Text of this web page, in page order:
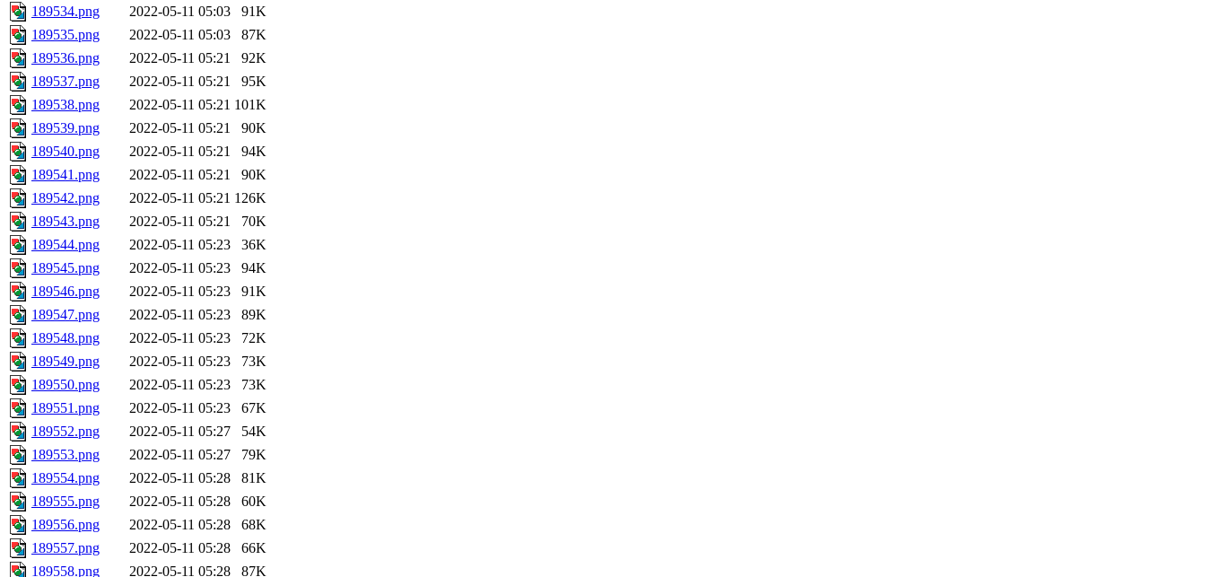
189534.png
2022-05-11 05:03
91K
189535.png
2022-05-11 05:03
87K
189536.png
2022-05-11 05:21
92K
189537.png
2022-05-11 05:21
95K
189538.png
2022-05-11 05:21 101K
189539.png
2022-05-11 05:21
90K
189540.png
2022-05-11 05:21
94K
189541.png
2022-05-11 05:21
90K
189542.png
2022-05-11 05:21 126K
189543.png
2022-05-11 05:21
70K
189544.png
2022-05-11 05:23
36K
189545.png
2022-05-11 05:23
94K
189546.png
2022-05-11 05:23
91K
189547.png
2022-05-11 05:23
89K
189548.png
2022-05-11 05:23
72K
189549.png
2022-05-11 05:23
73K
189550.png
2022-05-11 05:23
73K
189551.png
2022-05-11 05:23
67K
189552.png
2022-05-11 05:27
54K
189553.png
2022-05-11 05:27
79K
189554.png
2022-05-11 05:28
81K
189555.png
2022-05-11 05:28
60K
189556.png
2022-05-11 05:28
68K
189557.png
2022-05-11 05:28
66K
189558.png
2022-05-11 05:28
87K